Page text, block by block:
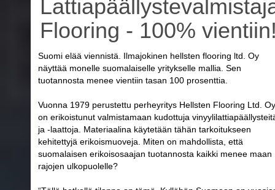
Flooring - 100%
Suomi elää viennistä. Ilmajokinen hellsten flooring ltd. Oy
näyttää monelle suomalaiselle yritykselle mallia. Sen
tuotannosta menee vientiin tasan 100 prosenttia.
Vuonna 1979 perustettu perheyritys Hellsten Flooring Ltd. Oy
on erikoistunut valmistamaan kudottuja
ja -laattoja. Materiaalina käytetään tähän tarkoitukseen
kehitettyjä erikoismuoveja. Miten on mahdollista, että
suomalaisen erikoisosaajan tuotannosta kaikki menee maan
rajojen ulkopuolelle?